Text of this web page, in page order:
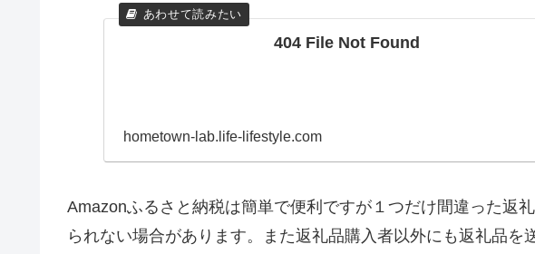
404 File Not Found
hometown-lab.life-lifestyle.com
Amazonふるさと納税は簡単で便利ですが１つだけ間違った返
られない場合があります。また返礼品購入者以外にも返礼品を